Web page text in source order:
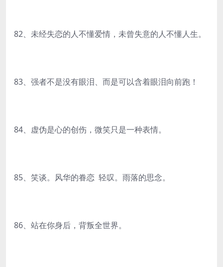
82、未经失恋的人不懂爱情，未曾失意的人不懂人生。
83、强者不是没有眼泪、而是可以含着眼泪向前跑！
84、虚伪是心的创伤，微笑只是一种表情。
85、笑谈。风华的眷恋 轻叹。雨落的思念。
86、站在你身后，背叛全世界。